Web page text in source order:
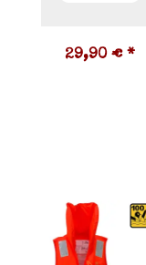
29,90 € *